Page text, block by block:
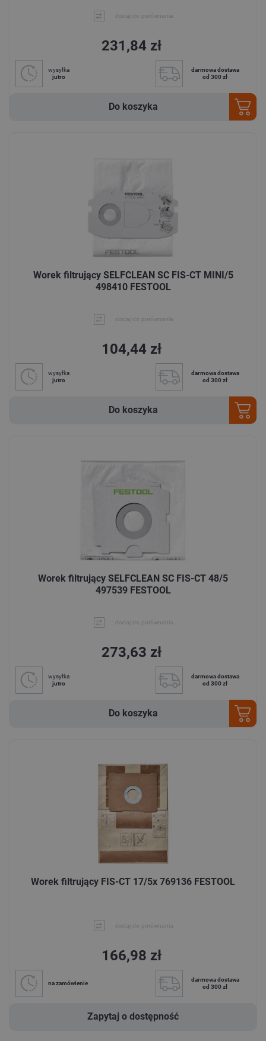
dodaj do porównania
231,84 zł
wysyłka
jutro
darmowa dostawa
od 300 zł
Do koszyka
Worek filtrujący SELFCLEAN SC FIS-CT MINI/5
498410 FESTOOL
dodaj do porównania
104,44 zł
wysyłka
jutro
darmowa dostawa
od 300 zł
Do koszyka
Worek filtrujący SELFCLEAN SC FIS-CT 48/5
497539 FESTOOL
dodaj do porównania
273,63 zł
wysyłka
jutro
darmowa dostawa
od 300 zł
Do koszyka
Worek filtrujący FIS-CT 17/5x 769136 FESTOOL
dodaj do porównania
166,98 zł
na zamówienie
darmowa dostawa
od 300 zł
Zapytaj o dostępność